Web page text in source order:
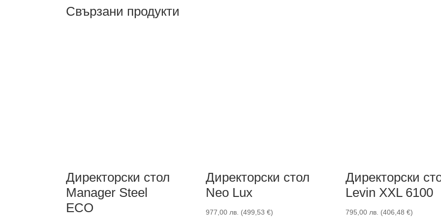
Свързани продукти
Директорски стол
Manager Steel
ECO
Директорски стол
Neo Lux
977,00 лв. (499,53 €)
Директорски
Levin XXL 6100
795,00 лв. (406,48 €)